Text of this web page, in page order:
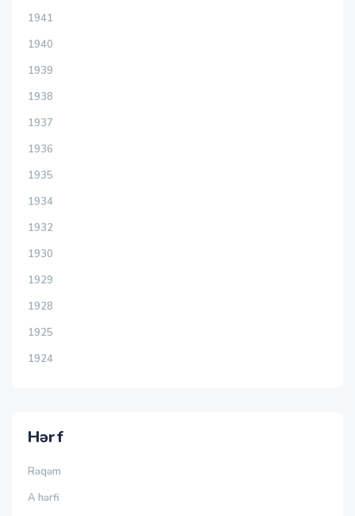
1941
1940
1939
1938
1937
1936
1935
1934
1932
1930
1929
1928
1925
1924
Hərf
Rəqəm
A hərfi